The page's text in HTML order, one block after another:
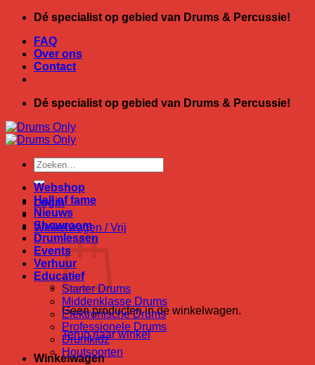
inhoud
Dé specialist op gebied van Drums & Percussie!
FAQ
Over ons
Contact
Dé specialist op gebied van Drums & Percussie!
Zoeken
naar:
Login
Winkelwagen /Vrij
Geen producten in de winkelwagen.
Terug naar winkel
Winkelwagen
Webshop
Hall of fame
Nieuws
Showroom
Drumlessen
Events
Verhuur
Educatief
Starter Drums
Middenklasse Drums
Elektronische Drums
Professionele Drums
Drumkidz
Houtsoorten